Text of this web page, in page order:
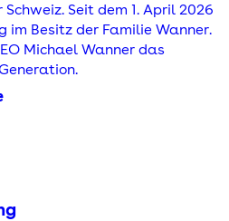
Seit dem 1. April 2026
im Besitz der Familie Wanner.
Michael Wanner das